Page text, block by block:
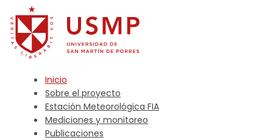
Inicio
Sobre el proyecto
Estación Meteorológica FIA
Mediciones y monitoreo
Publicaciones